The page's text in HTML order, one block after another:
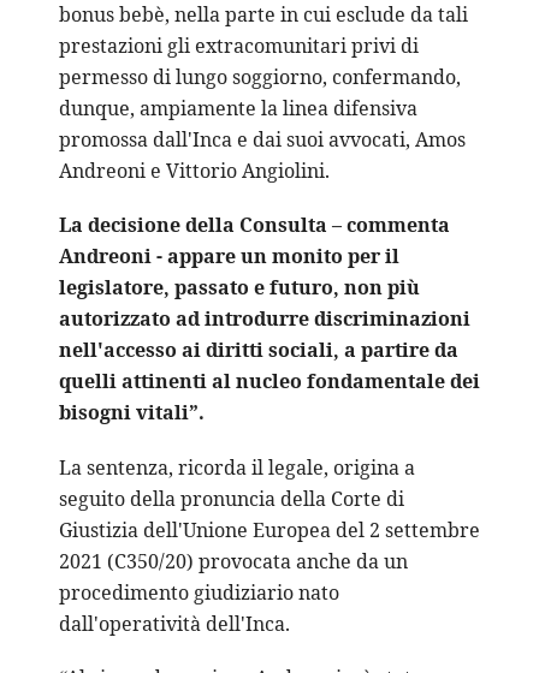
bonus bebè, nella parte in cui esclude da tali
prestazioni gli extracomunitari privi di
permesso di lungo soggiorno, confermando,
dunque, ampiamente la linea difensiva
promossa dall'Inca e dai suoi avvocati, Amos
Andreoni e Vittorio Angiolini.
La decisione della Consulta – commenta
Andreoni - appare un monito per il
legislatore, passato e futuro, non più
autorizzato ad introdurre discriminazioni
nell'accesso ai diritti sociali, a partire da
quelli attinenti al nucleo fondamentale dei
bisogni vitali”.
La sentenza, ricorda il legale, origina a
seguito della pronuncia della Corte di
Giustizia dell'Unione Europea del 2 settembre
2021 (C350/20) provocata anche da un
procedimento giudiziario nato
dall'operatività dell'Inca.